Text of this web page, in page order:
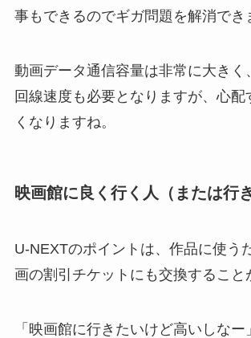
事もできるのでギガ問題を解消でき
動画データ通信容量は非常に大きく
回線速度も必要となりますが、心配
くなりますね。
映画館に良く行く人（または行
U-NEXTのポイントは、作品に使う
画の割引チケットにも交換すること
「映画館に行きたいけど高いしなー